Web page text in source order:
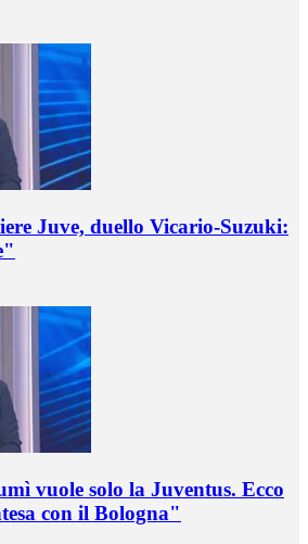
Juve, duello Vicario-Suzuki:
vuole solo la Juventus. Ecco
con il Bologna"